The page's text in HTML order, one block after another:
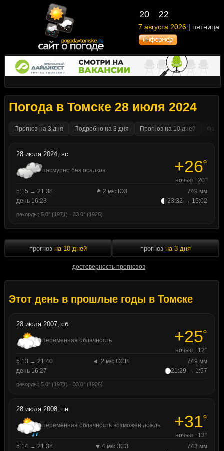
20 22
7 августа 2026 | пятница
Погода в Томске 28 июля 2024
Прогноз на 3 дня Подробно на 3 дня Прогноз на 10 дней
28 июля 2024, вс
пасмурно без осадков +26°
ночью +20°
5:15 → 21:38
2 м/с ЮЗ
749 мм
день 16:23
23:32 → 15:02
рекорды: 5.0° (1971) · 33.0° (1926)
прогноз на 10 дней
достоверность прогнозов
прогноз на 3 дня
Этот день в прошлые годы в Томске
28 июля 2007, сб
переменная облачность +25°
ночью +12°
5:13 → 21:40
2 м/с ССВ
749 мм
день 16:27
21:29 → 1:57
рекорды: 5.0° (1971) · 33.0° (1926)
28 июля 2008, пн
переменная облачность возможен дождь +31°
ночью +13°
5:14 → 21:38
4 м/с ЗСЗ
743 мм